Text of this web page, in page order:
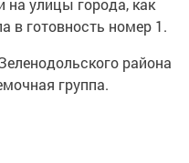
на улицы города, как
в готовность номер 1.
района
группа.